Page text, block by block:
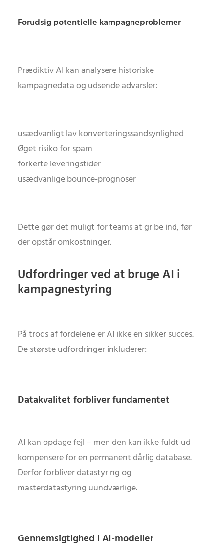
Forudsig potentielle kampagneproblemer
Prædiktiv AI kan analysere historiske
kampagnedata og udsende advarsler:
usædvanligt lav konverteringssandsynlighed
Øget risiko for spam
forkerte leveringstider
usædvanlige bounce-prognoser
Dette gør det muligt for teams at gribe ind, før
der opstår omkostninger.
Udfordringer ved at bruge AI i
kampagnestyring
På trods af fordelene er AI ikke en sikker succes.
De største udfordringer inkluderer:
Datakvalitet forbliver fundamentet
AI kan opdage fejl – men den kan ikke fuldt ud
kompensere for en permanent dårlig database.
Derfor forbliver datastyring og
masterdatastyring uundværlige.
Gennemsigtighed i AI-modeller